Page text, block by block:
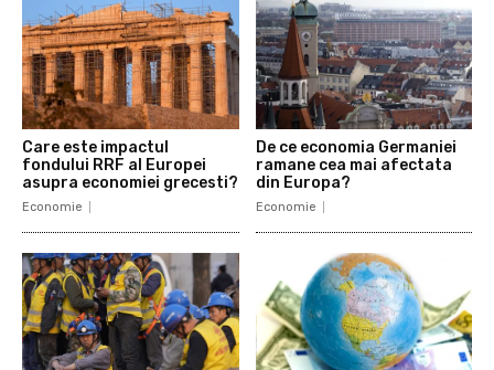
Care este impactul
fondului RRF al Europei
asupra economiei grecesti?
Economie
De ce economia Germaniei
ramane cea mai afectata
din Europa?
Economie